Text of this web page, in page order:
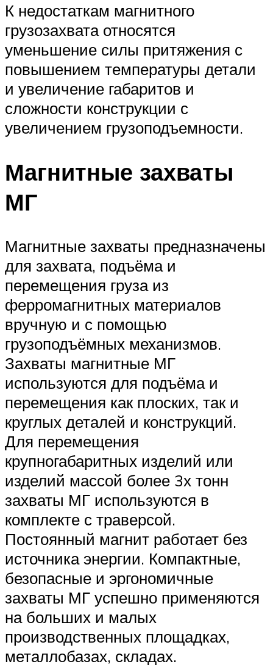
К недостаткам магнитного
грузозахвата относятся
уменьшение силы притяжения с
повышением температуры детали
и увеличение габаритов и
сложности конструкции с
увеличением грузоподъемности.
Магнитные захваты
МГ
Магнитные захваты предназначены
для захвата, подъёма и
перемещения груза из
ферромагнитных материалов
вручную и с помощью
грузоподъёмных механизмов.
Захваты магнитные МГ
используются для подъёма и
перемещения как плоских, так и
круглых деталей и конструкций.
Для перемещения
крупногабаритных изделий или
изделий массой более 3х тонн
захваты МГ используются в
комплекте с траверсой.
Постоянный магнит работает без
источника энергии. Компактные,
безопасные и эргономичные
захваты МГ успешно применяются
на больших и малых
производственных площадках,
металлобазах, складах.